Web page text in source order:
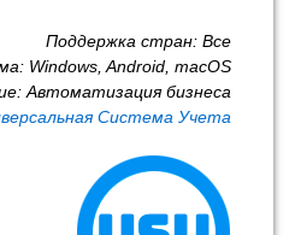
Поддержка стран: Все
Windows, Android, macOS
Автоматизация бизнеса
Система Учета